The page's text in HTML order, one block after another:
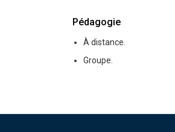
Pédagogie
À distance.
Groupe.